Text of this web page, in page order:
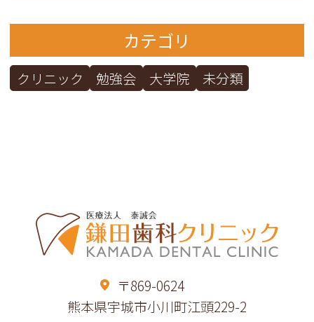
カテゴリ
クリニック 勉強会 大学院 未分類
〒869-0624
熊本県宇城市小川町江頭229-2